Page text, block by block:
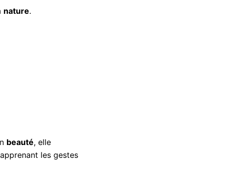
nature.
beauté, elle
les gestes